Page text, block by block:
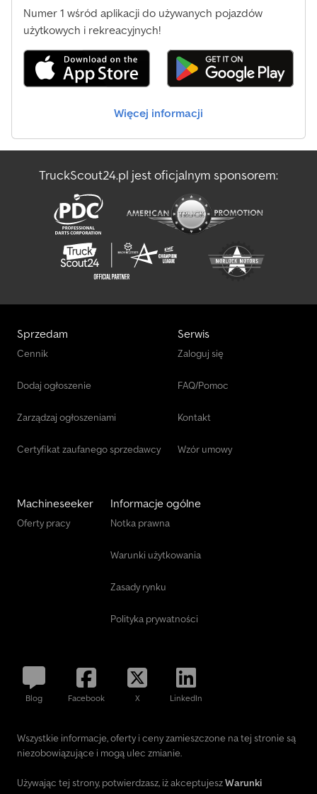
Numer 1 wśród aplikacji do używanych pojazdów
użytkowych i rekreacyjnych!
Więcej informacji
TruckScout24.pl jest oficjalnym sponsorem:
Sprzedam
Cennik
Dodaj ogłoszenie
Zarządzaj ogłoszeniami
Certyfikat zaufanego sprzedawcy
Serwis
Zaloguj się
FAQ/Pomoc
Kontakt
Wzór umowy
Machineseeker
Oferty pracy
Informacje ogólne
Notka prawna
Warunki użytkowania
Zasady rynku
Polityka prywatności
Blog Facebook X LinkedIn
Wszystkie informacje, oferty i ceny zamieszczone na tej stronie są
niezobowiązujące i mogą ulec zmianie.
Używając tej strony, potwierdzasz, iż akceptujeszWarunki